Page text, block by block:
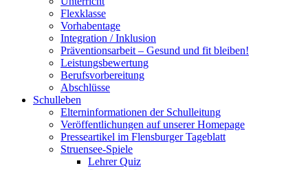
Flexklasse
Vorhabentage
Integration / Inklusion
Präventionsarbeit – Gesund und fit bleiben!
Leistungsbewertung
Berufsvorbereitung
Abschlüsse
Schulleben
Elterninformationen der Schulleitung
Veröffentlichungen auf unserer Homepage
Presseartikel im Flensburger Tageblatt
Struensee-Spiele
Lehrer Quiz